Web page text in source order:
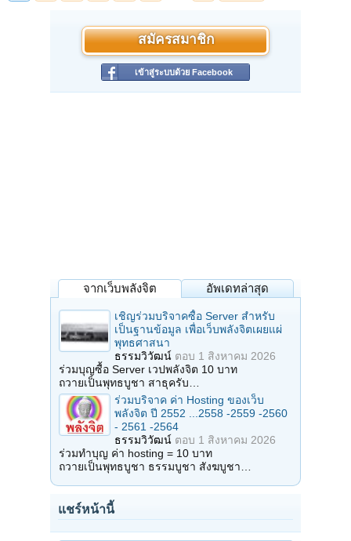
สมัครสมาชิก
เข้าสู่ระบบด้วย Facebook
จากเว็บพลังจิต อัพเดทล่าสุด
เชิญร่วมบริจาคซื้อ Server สำหรับ
เป็นฐานข้อมูล เพื่อเว็บพลังจิตเผยแผ่
พุทธศาสนา
ธรรมวิวัฒน์ ตอบ 1 สิงหาคม 2026
ร่วมบุญซื้อ Server เวปพลังจิต 10 บาท
ถวายเป็นพุทธบูชา สาธุครับ…
ร่วมบริจาค ค่า Hosting ของเว็บ
พลังจิต ปี 2552 ...2558 -2559 -2560
- 2561 -2564
ธรรมวิวัฒน์ ตอบ 1 สิงหาคม 2026
ร่วมทำบุญ ค่า hosting = 10 บาท
ถวายเป็นพุทธบูชา ธรรมบูชา สังฆบูชา…
แชร์หน้านี้